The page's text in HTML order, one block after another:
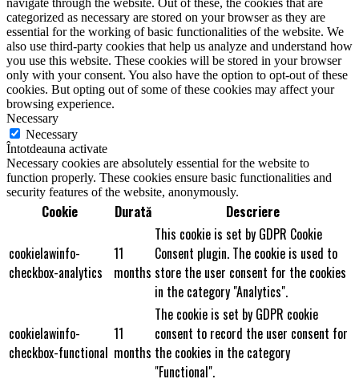
categorized as necessary are stored on your browser as they are
essential for the working of basic functionalities of the website. We
also use third-party cookies that help us analyze and understand how
you use this website. These cookies will be stored in your browser
only with your consent. You also have the option to opt-out of these
cookies. But opting out of some of these cookies may affect your
browsing experience.
Necessary
Necessary
Întotdeauna activate
Necessary cookies are absolutely essential for the website to
function properly. These cookies ensure basic functionalities and
security features of the website, anonymously.
Cookie Durată Descriere
cookielawinfo-
checkbox-analytics
11
months
This cookie is set by GDPR Cookie
Consent plugin. The cookie is used to
store the user consent for the cookies
in the category "Analytics".
cookielawinfo-
checkbox-functional
11
months
The cookie is set by GDPR cookie
consent to record the user consent for
the cookies in the category
"Functional".